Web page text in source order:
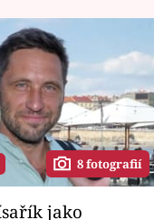
8 fotografií